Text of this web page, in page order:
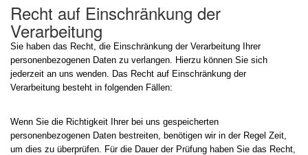
Recht auf Einschränkung der
Verarbeitung
Sie haben das Recht, die Einschränkung der Verarbeitung Ihrer
personenbezogenen Daten zu verlangen. Hierzu können Sie sich
jederzeit an uns wenden. Das Recht auf Einschränkung der
Verarbeitung besteht in folgenden Fällen:
Wenn Sie die Richtigkeit Ihrer bei uns gespeicherten
personenbezogenen Daten bestreiten, benötigen wir in der Regel Zeit,
um dies zu überprüfen. Für die Dauer der Prüfung haben Sie das Recht,